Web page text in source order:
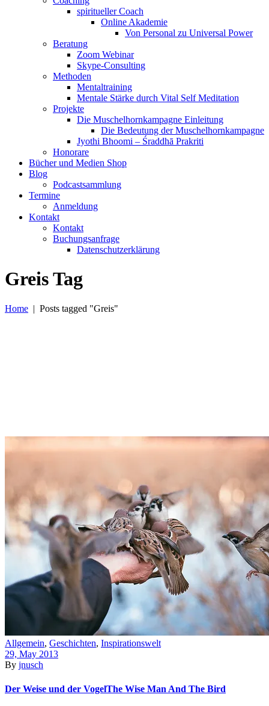
spiritueller Coach
Online Akademie
Von Personal zu Universal Power
Beratung
Zoom Webinar
Skype-Consulting
Methoden
Mentaltraining
Mentale Stärke durch Vital Self Meditation
Projekte
Die Muschelhornkampagne Einleitung
Die Bedeutung der Muschelhornkampagne
Jyothi Bhoomi – Śraddhā Prakriti
Honorare
Bücher und Medien Shop
Blog
Podcastsammlung
Termine
Anmeldung
Kontakt
Kontakt
Buchungsanfrage
Datenschutzerklärung
Greis Tag
Home | Posts tagged "Greis"
Allgemein, Geschichten, Inspirationswelt
29, May 2013
By jnusch
Der Weise und der VogelThe Wise Man And The Bird